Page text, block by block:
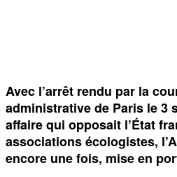
Avec l’arrêt rendu par la
administrative de Paris le 3
affaire qui opposait l’État
associations écologistes,
encore une fois, mise en